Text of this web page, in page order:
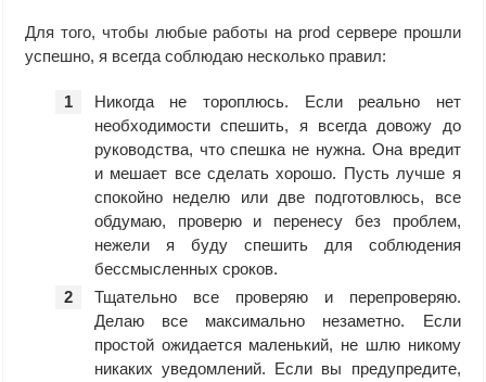
Для того, чтобы любые работы на prod сервере прошли
успешно, я всегда соблюдаю несколько правил:
Никогда не тороплюсь. Если реально нет
необходимости спешить, я всегда довожу до
руководства, что спешка не нужна. Она вредит
и мешает все сделать хорошо. Пусть лучше я
спокойно неделю или две подготовлюсь, все
обдумаю, проверю и перенесу без проблем,
нежели я буду спешить для соблюдения
бессмысленных сроков.
Тщательно все проверяю и перепроверяю.
Делаю все максимально незаметно. Если
простой ожидается маленький, не шлю никому
никаких уведомлений. Если вы предупредите,